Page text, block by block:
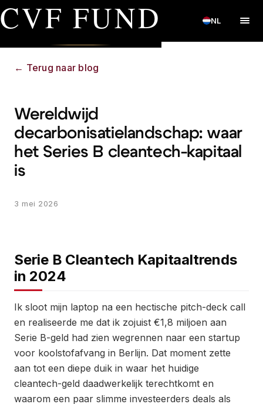
CVF FUND NL
← Terug naar blog
Wereldwijd
decarbonisatielandschap: waar
het Series B cleantech-kapitaal
is
3 mei 2026
Serie B Cleantech Kapitaaltrends
in 2024
Ik sloot mijn laptop na een hectische pitch-deck call
en realiseerde me dat ik zojuist €1,8 miljoen aan
Serie B-geld had zien wegrennen naar een startup
voor koolstofafvang in Berlijn. Dat moment zette
aan tot een diepe duik in waar het huidige
cleantech-geld daadwerkelijk terechtkomt en
waarom een paar slimme investeerders deals als